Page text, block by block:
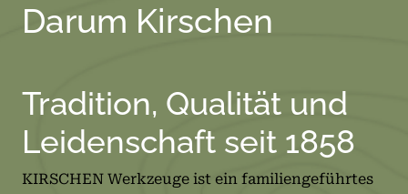
Darum Kirschen
Tradition, Qualität und
Leidenschaft seit 1858
KIRSCHEN Werkzeuge ist ein familiengeführtes